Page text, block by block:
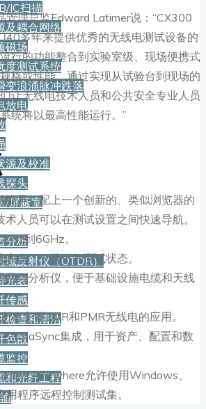
IC扫描
及耦合网络
磁场
度测试系统
变浪涌脉冲跌落
放电
源及校准
探头
/屏蔽室
分析
域反射仪（OTDR）
光表
传感
检查和清洁
色散
监控
和光纤工程
管理总监Edward Latimer说：“CX300
40多年来提供优秀的无线电测试设备的
行的功能整合到实验室级、现场便携式
格或性能。通过实现从试验台到现场的
让无线电技术人员和公共安全专业人员
统将以最高性能运行。”
摸屏，配上一个创新的、类似浏览器的
术人员可以在测试设置之间快速导航。
到6GHz。
盘，一瞥可知测试状态。
网络分析仪，便于基础设施电缆和天线
有主要LMR和PMR无线电的应用。
StrataSync集成，用于资产、配置和数
Anywhere允许使用Windows、
用程序远程控制测试集。